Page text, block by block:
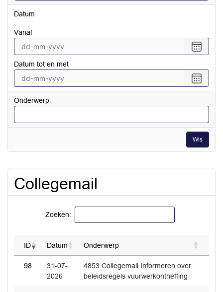
Datum
vanaf
een
vanaf
Datum tot en met
een
tot
met
Onderwerp
Wis
Collegemail
Zoeken:
ID Datum Onderwerp
98
31-07-
2026
4853 Collegemail Informeren over
beleidsregels vuurwerkontheffing